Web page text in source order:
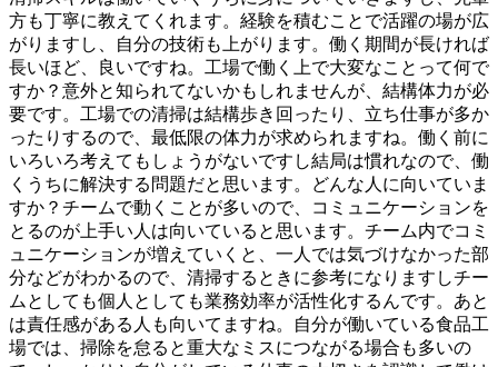
方も丁寧に教えてくれます。経験を積むことで活躍の場が広
がりますし、自分の技術も上がります。働く期間が長ければ
長いほど、良いですね。工場で働く上で大変なことって何で
すか？意外と知られてないかもしれませんが、結構体力が必
要です。工場での清掃は結構歩き回ったり、立ち仕事が多か
ったりするので、最低限の体力が求められますね。働く前に
いろいろ考えてもしょうがないですし結局は慣れなので、働
くうちに解決する問題だと思います。どんな人に向いていま
すか？チームで動くことが多いので、コミュニケーションを
とるのが上手い人は向いていると思います。チーム内でコミ
ュニケーションが増えていくと、一人では気づけなかった部
分などがわかるので、清掃するときに参考になりますしチー
ムとしても個人としても業務効率が活性化するんです。あと
は責任感がある人も向いてますね。自分が働いている食品工
場では、掃除を怠ると重大なミスにつながる場合も多いの